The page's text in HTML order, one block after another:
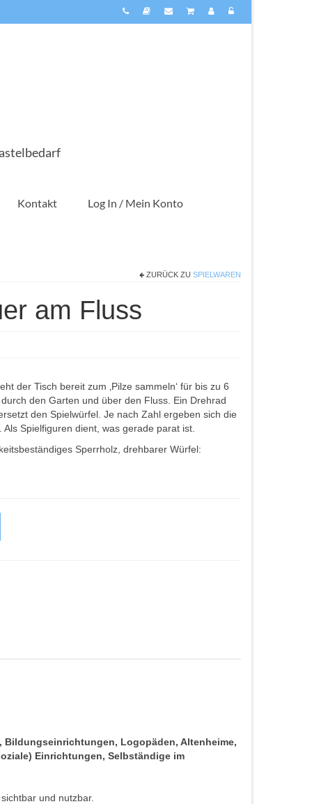
Kontakt Log In / Mein Konto
ZURÜCK ZU SPIELWAREN
am Fluss
der Tisch bereit zum ‚Pilze sammeln‘ für bis zu 6
den Garten und über den Fluss. Ein Drehrad
den Spielwürfel. Je nach Zahl ergeben sich die
Spielfiguren dient, was gerade parat ist.
Sperrholz, drehbarer Würfel:
Logopäden, Altenheime,
Einrichtungen, Selbständige im
und nutzbar.